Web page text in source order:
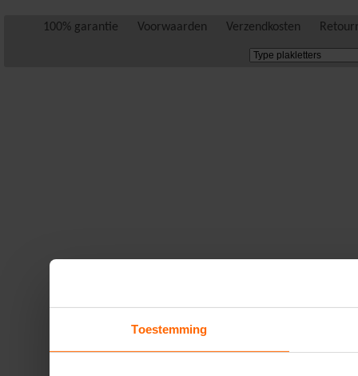
Toestemming
100% garantie Voorwaarden Verzendkosten